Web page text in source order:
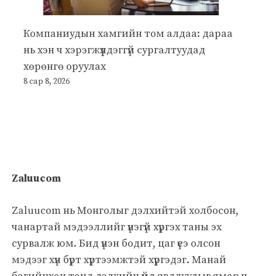
Компаниудын хамгийн том алдаа: дараа
нь хэн ч хэрэгжүүлдэггүй сургалтуудад
хөрөнгө оруулах
8 сар 8, 2026
Zaluucom
Zaluucom нь Монголыг дэлхийтэй холбосон,
чанартай мэдээллийг үнэгүй хүргэх таны эх
сурвалж юм. Бид үнэн бодит, цаг үеэ олсон
мэдээг хүн бүрт хүртээмжтэй хүргэдэг. Манай